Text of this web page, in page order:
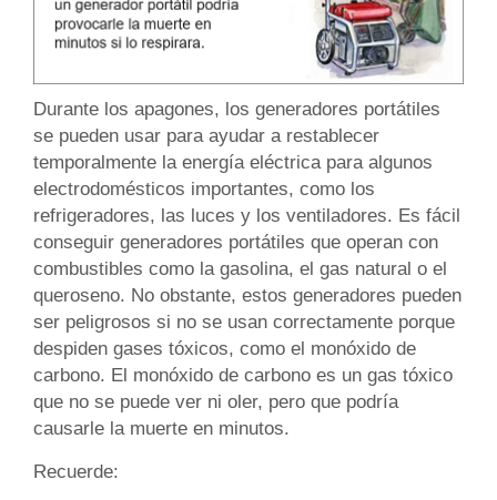
Durante los apagones, los generadores portátiles
se pueden usar para ayudar a restablecer
temporalmente la energía eléctrica para algunos
electrodomésticos importantes, como los
refrigeradores, las luces y los ventiladores. Es fácil
conseguir generadores portátiles que operan con
combustibles como la gasolina, el gas natural o el
queroseno. No obstante, estos generadores pueden
ser peligrosos si no se usan correctamente porque
despiden gases tóxicos, como el monóxido de
carbono. El monóxido de carbono es un gas tóxico
que no se puede ver ni oler, pero que podría
causarle la muerte en minutos.
Recuerde: